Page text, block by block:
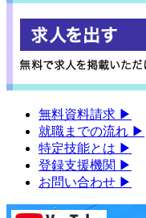
無料資料請求 ▶︎
就職までの流れ ▶︎
特定技能とは ▶︎
登録支援機関 ▶︎
お問い合わせ ▶︎